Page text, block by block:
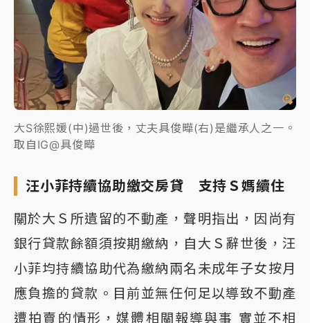
大S徐熙媛(中)過世後，丈夫具俊曄(右)是繼承人之一。
取自IG@具俊曄
汪小菲持續協助繳交房貸 支持Ｓ媽續住
關於大Ｓ所遺留的不動產，聲明指出，因尚有
銀行貸款餘額須按期繳納，自大Ｓ辭世後，汪
小菲均持續協助代為繳納兩名未成年子女按月
應負擔的貸款。目前並無任何足以導致不動產
遭拍賣的情形，媒體相關報導與事 實並不相